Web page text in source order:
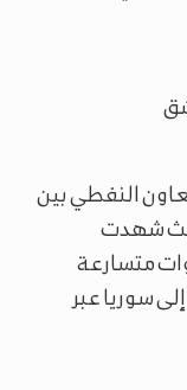
النفطي بين
حيث شهدت
متسارعة
سوريا عبر